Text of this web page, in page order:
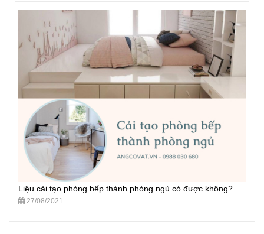
Liệu cải tạo phòng bếp thành phòng ngủ có được không?
27/08/2021